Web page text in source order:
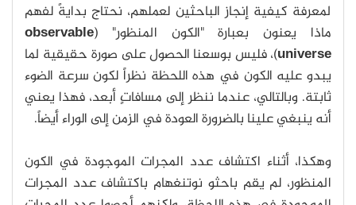
لمعرفة كيفية إنجاز الباحثين لعملهم، نحتاج بدايةً لفهم
ماذا يعنون بعبارة "الكون المنظور" (observable
universe)، فليس بوسعنا الحصول على صورة حقيقية لما
يبدو عليه الكون في هذه اللحظة نظراً لكون سرعة الضوء
ثابتة. وبالتالي، عندما ننظر إلى مسافاتٍ أبعد، فهذا يعني
أنه ينبغي علينا بالضرورة العودة في الزمن إلى الوراء أيضاً.
وهكذا، أثناء اكتشاف عدد المجرات الموجودة في الكون
المنظور، لم يقم باحثو نوتنغهام باكتشاف عدد المجرات